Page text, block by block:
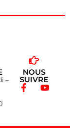
–
NOUS
SUIVRE